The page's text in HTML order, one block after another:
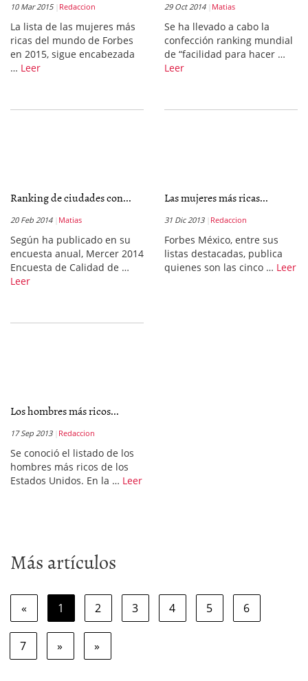
10 Mar 2015 Redaccion
La lista de las mujeres más
ricas del mundo de Forbes
en 2015, sigue encabezada
… Leer
29 Oct 2014 Matias
Se ha llevado a cabo la
confección ranking mundial
de “facilidad para hacer …
Leer
Ranking de ciudades con...
20 Feb 2014 Matias
Según ha publicado en su
encuesta anual, Mercer 2014
Encuesta de Calidad de …
Leer
Las mujeres más ricas...
31 Dic 2013 Redaccion
Forbes México, entre sus
listas destacadas, publica
quienes son las cinco … Leer
Los hombres más ricos...
17 Sep 2013 Redaccion
Se conoció el listado de los
hombres más ricos de los
Estados Unidos. En la … Leer
Más artículos
« 1 2 3 4 5 6
7 » »